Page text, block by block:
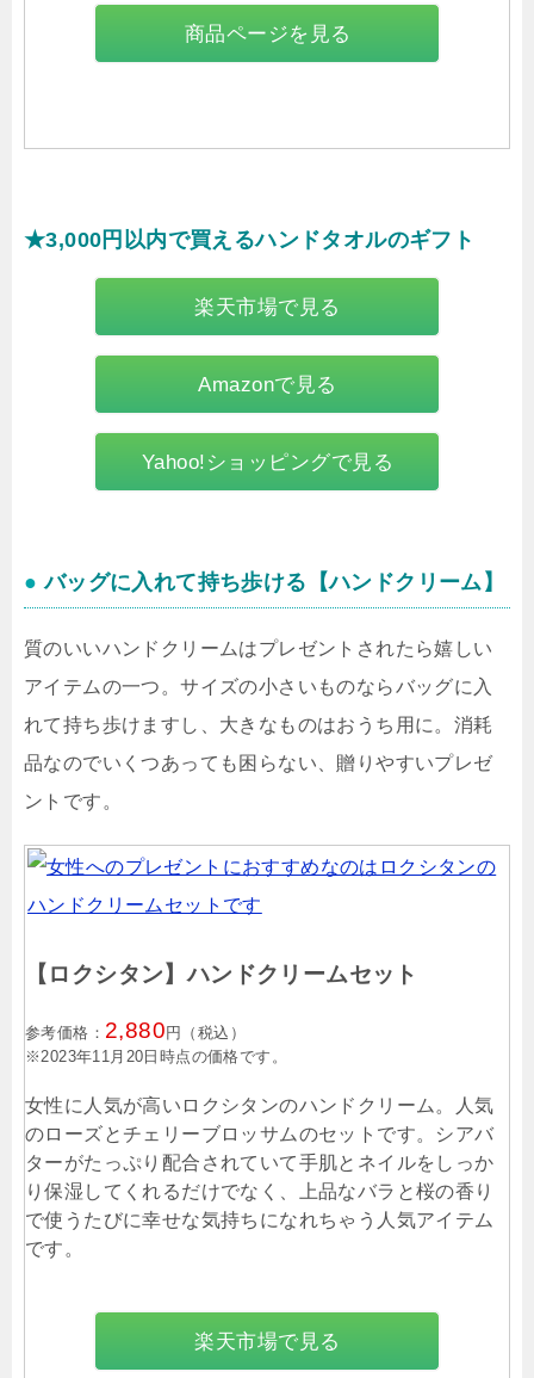
商品ページを見る
★3,000円以内で買えるハンドタオルのギフト
楽天市場で見る
Amazonで見る
Yahoo!ショッピングで見る
● バッグに入れて持ち歩ける【ハンドクリーム】
質のいいハンドクリームはプレゼントされたら嬉しい
アイテムの一つ。サイズの小さいものならバッグに入
れて持ち歩けますし、大きなものはおうち用に。消耗
品なのでいくつあっても困らない、贈りやすいプレゼ
ントです。
【ロクシタン】ハンドクリームセット
参考価格： 2,880 円（税込）
※2023年11月20日時点の価格です。
女性に人気が高いロクシタンのハンドクリーム。人気
のローズとチェリーブロッサムのセットです。シアバ
ターがたっぷり配合されていて手肌とネイルをしっか
り保湿してくれるだけでなく、上品なバラと桜の香り
で使うたびに幸せな気持ちになれちゃう人気アイテム
です。
楽天市場で見る